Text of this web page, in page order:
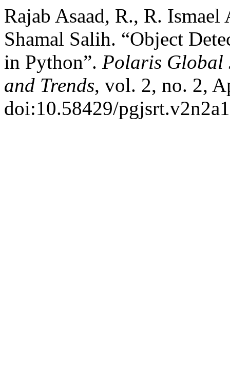
Rajab Asaad, R., R.
Shamal Salih. “Object
in Python”. Polaris Global
and Trends, vol. 2, no. 2,
doi:10.58429/